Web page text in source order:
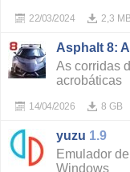
2,3
22/03/2024
Asphalt 8:
As corridas
acrobáticas
8 GB
14/04/2026
yuzu 1.9
Emulador
Windows